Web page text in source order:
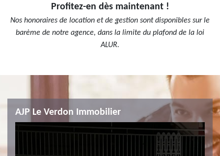
Profitez-en dès maintenant !
Nos honoraires de location et de gestion sont disponibles sur le
barème de notre agence, dans la limite du plafond de la loi
ALUR.
AJP Le Verdon Immobilier